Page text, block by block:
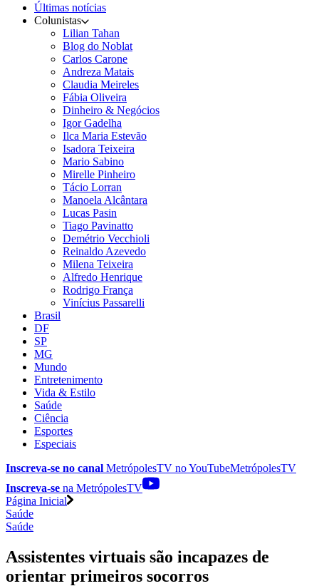
Últimas notícias
Colunistas
Lilian Tahan
Blog do Noblat
Carlos Carone
Andreza Matais
Claudia Meireles
Fábia Oliveira
Dinheiro & Negócios
Igor Gadelha
Ilca Maria Estevão
Isadora Teixeira
Mario Sabino
Mirelle Pinheiro
Tácio Lorran
Manoela Alcântara
Lucas Pasin
Tiago Pavinatto
Demétrio Vecchioli
Reinaldo Azevedo
Milena Teixeira
Alfredo Henrique
Rodrigo França
Vinícius Passarelli
Brasil
DF
SP
MG
Mundo
Entretenimento
Vida & Estilo
Saúde
Ciência
Esportes
Especiais
Inscreva-se no canal MetrópolesTV noYouTubeMetrópolesTV
Inscreva-se na MetrópolesTV
Página Inicial
Saúde
Saúde
Assistentes virtuais são incapazes de
orientar primeiros socorros